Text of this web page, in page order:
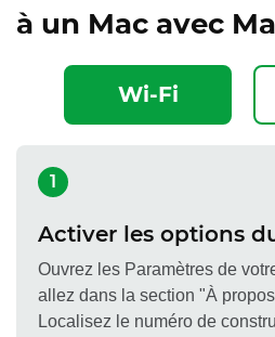
à un Mac avec
Wi-Fi
1
Activer les options
Ouvrez les Paramètres de
allez dans la section "À
Localisez le numéro de